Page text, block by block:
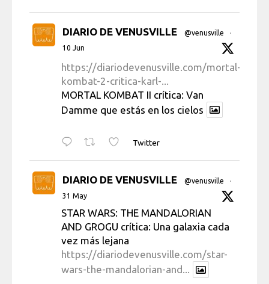
DIARIO DE VENUSVILLE @venusville
·
10 Jun
https://diariodevenusville.com/mortal-
kombat-2-critica-karl-...
MORTAL KOMBAT II crítica: Van
Damme que estás en los cielos
Twitter
DIARIO DE VENUSVILLE @venusville
·
31 May
STAR WARS: THE MANDALORIAN
AND GROGU crítica: Una galaxia cada
vez más lejana
https://diariodevenusville.com/star-
wars-the-mandalorian-and...